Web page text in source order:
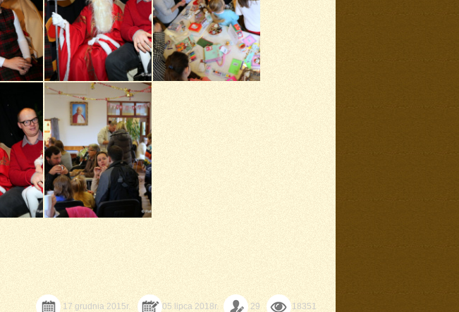
17 grudnia 2015r. 05 lipca 2018r. 29 18351